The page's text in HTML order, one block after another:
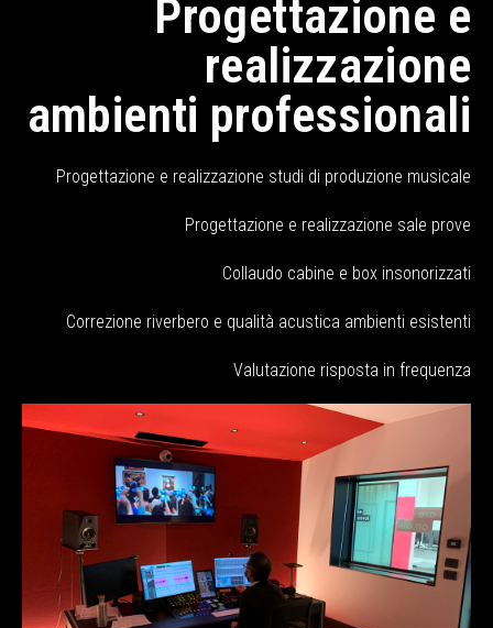
Progettazione e
realizzazione
ambienti professionali
Progettazione e realizzazione studi di produzione musicale
Progettazione e realizzazione sale prove
Collaudo cabine e box insonorizzati
Correzione riverbero e qualità acustica ambienti esistenti
Valutazione risposta in frequenza